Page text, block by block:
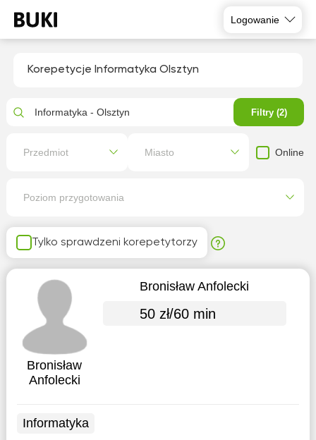
Logowanie
Korepetycje Informatyka Olsztyn
Tylko sprawdzeni korepetytorzy
Bronisław
Anfolecki
Bronisław Anfolecki
50 zł/60 min
Informatyka
Informatyka - Olsztyn Filtry (2)
Przedmiot Miasto Online
Poziom przygotowania